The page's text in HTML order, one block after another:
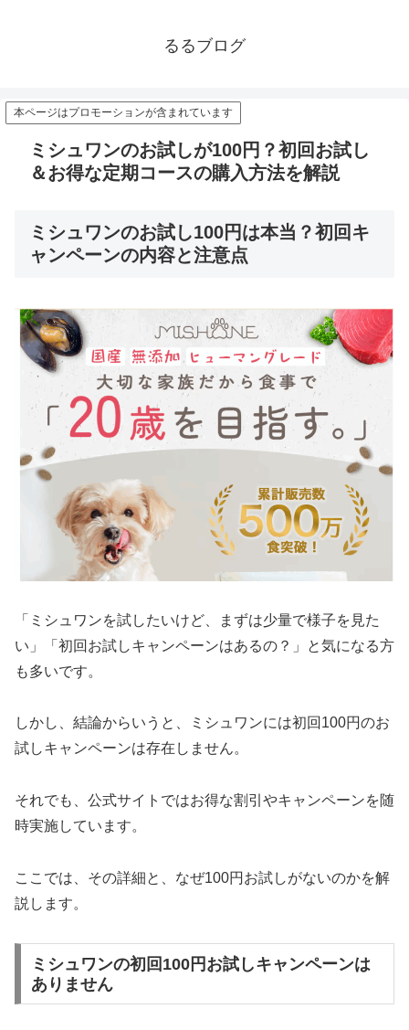
るるブログ
本ページはプロモーションが含まれています
ミシュワンのお試しが100円？初回お試し
＆お得な定期コースの購入方法を解説
ミシュワンのお試し100円は本当？初回キ
ャンペーンの内容と注意点
「ミシュワンを試したいけど、まずは少量で様子を見た
い」「初回お試しキャンペーンはあるの？」と気になる方
も多いです。
しかし、結論からいうと、ミシュワンには初回100円のお
試しキャンペーンは存在しません。
それでも、公式サイトではお得な割引やキャンペーンを随
時実施しています。
ここでは、その詳細と、なぜ100円お試しがないのかを解
説します。
ミシュワンの初回100円お試しキャンペーンは
ありません